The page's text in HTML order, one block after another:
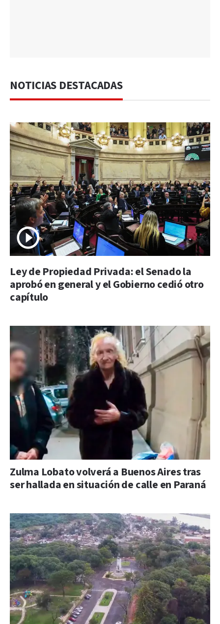
NOTICIAS DESTACADAS
Ley de Propiedad Privada: el Senado la
aprobó en general y el Gobierno cedió otro
capítulo
Zulma Lobato volverá a Buenos Aires tras
ser hallada en situación de calle en Paraná